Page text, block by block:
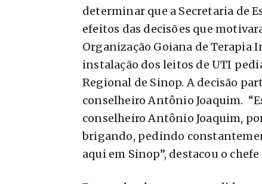
determinar que a Secretaria de
efeitos das decisões que
Organização Goiana de Terapia
instalação dos leitos de UTI
Regional de Sinop. A decisão
conselheiro Antônio Joaquim.
conselheiro Antônio Joaquim,
brigando, pedindo
aqui em Sinop”, destacou o